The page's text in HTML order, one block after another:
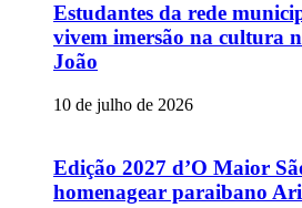
Estudantes da rede
vivem imersão na cultura
João
10 de julho de 2026
Edição 2027 d’O Maior
homenagear paraibano